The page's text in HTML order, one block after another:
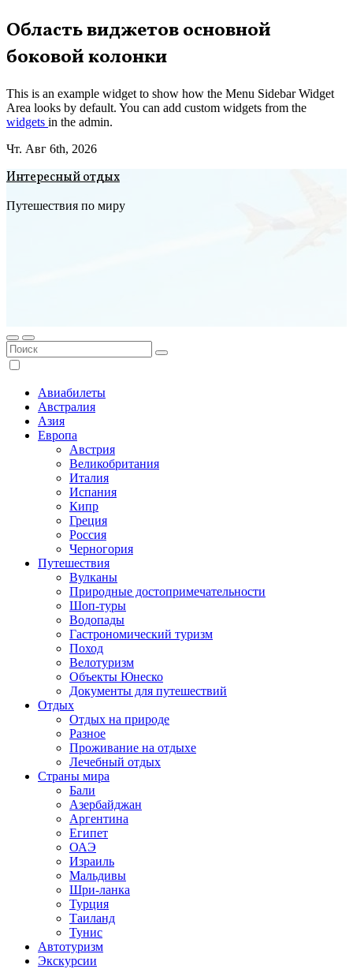
Перейти
к
содержимому
Область виджетов основной
боковой колонки
This is an example widget to show how the Menu Sidebar Widget
Area looks by default. You can add custom widgets from the
widgets in the admin.
Чт. Авг 6th, 2026
Интересный отдых
Путешествия по миру
Авиабилеты
Австралия
Азия
Европа
Австрия
Великобритания
Италия
Испания
Кипр
Греция
Россия
Черногория
Путешествия
Вулканы
Природные достопримечательности
Шоп-туры
Водопады
Гастрономический туризм
Поход
Велотуризм
Объекты Юнеско
Документы для путешествий
Отдых
Отдых на природе
Разное
Проживание на отдыхе
Лечебный отдых
Страны мира
Бали
Азербайджан
Аргентина
Египет
ОАЭ
Израиль
Мальдивы
Шри-ланка
Турция
Таиланд
Тунис
Автотуризм
Экскурсии